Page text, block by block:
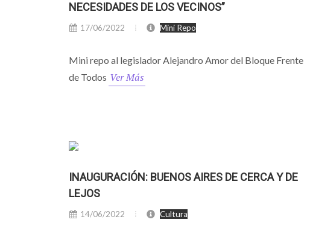
NECESIDADES DE LOS VECINOS”
17/06/2022 Mini Repo
Mini repo al legislador Alejandro Amor del Bloque Frente
de Todos Ver Más
INAUGURACIÓN: BUENOS AIRES DE CERCA Y DE
LEJOS
14/06/2022 Cultura